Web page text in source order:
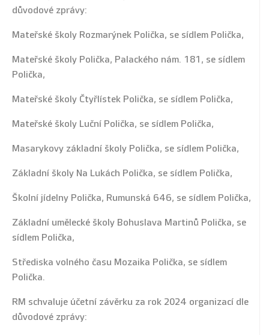
důvodové zprávy:
Mateřské školy Rozmarýnek Polička, se sídlem Polička,
Mateřské školy Polička, Palackého nám. 181, se sídlem
Polička,
Mateřské školy Čtyřlístek Polička, se sídlem Polička,
Mateřské školy Luční Polička, se sídlem Polička,
Masarykovy základní školy Polička, se sídlem Polička,
Základní školy Na Lukách Polička, se sídlem Polička,
Školní jídelny Polička, Rumunská 646, se sídlem Polička,
Základní umělecké školy Bohuslava Martinů Polička, se
sídlem Polička,
Střediska volného času Mozaika Polička, se sídlem
Polička.
RM schvaluje účetní závěrku za rok 2024 organizací dle
důvodové zprávy: